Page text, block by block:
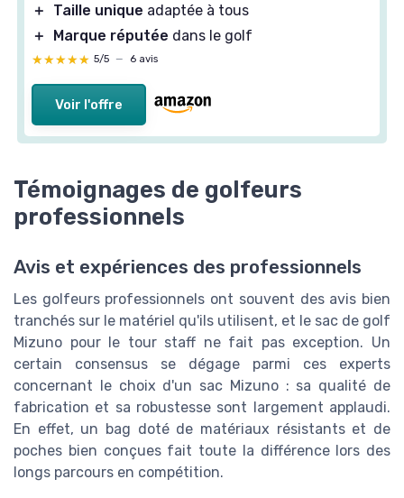
＋
Taille unique adaptée à tous
＋
Marque réputée dans le golf
★★★★★
★★★★★ 5/5 — 6 avis
Voir l'offre
Témoignages de golfeurs
professionnels
Avis et expériences des professionnels
Les golfeurs professionnels ont souvent des avis bien
tranchés sur le matériel qu'ils utilisent, et le sac de golf
Mizuno pour le tour staff ne fait pas exception. Un
certain consensus se dégage parmi ces experts
concernant le choix d'un sac Mizuno : sa qualité de
fabrication et sa robustesse sont largement applaudi.
En effet, un bag doté de matériaux résistants et de
poches bien conçues fait toute la différence lors des
longs parcours en compétition.